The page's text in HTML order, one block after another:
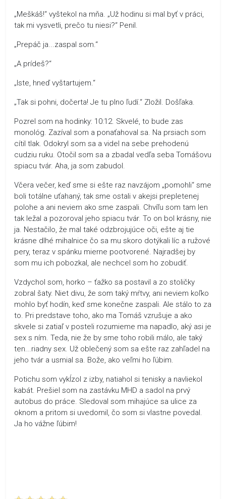
„Meškáš!“ vyštekol na mňa. „Už hodinu si mal byť v práci,
tak mi vysvetli, prečo tu niesi?“ Penil.
„Prepáč ja...zaspal som.“
„A prídeš?“
„Iste, hneď vyštartujem.“
„Tak si pohni, dočerta! Je tu plno ľudí.“ Zložil. Došľaka.
Pozrel som na hodinky: 10:12. Skvelé, to bude zas
monológ. Zazíval som a ponaťahoval sa. Na prsiach som
cítil tlak. Odokryl som sa a videl na sebe prehodenú
cudziu ruku. Otočil som sa a zbadal vedľa seba Tomášovu
spiacu tvár. Aha, ja som zabudol.
Včera večer, keď sme si ešte raz navzájom „pomohli“ sme
boli totálne uťahaný, tak sme ostali v akejsi prepletenej
polohe a ani neviem ako sme zaspali. Chvíľu som tam len
tak ležal a pozoroval jeho spiacu tvár. To on bol krásny, nie
ja. Nestačilo, že mal také odzbrojujúce oči, ešte aj tie
krásne dlhé mihalnice čo sa mu skoro dotýkali líc a ružové
pery, teraz v spánku mierne pootvorené. Najradšej by
som mu ich pobozkal, ale nechcel som ho zobudiť.
Vzdychol som, horko – ťažko sa postavil a zo stoličky
zobral šaty. Niet divu, že som taký mŕtvy, ani neviem koľko
mohlo byť hodín, keď sme konečne zaspali. Ale stálo to za
to. Pri predstave toho, ako ma Tomáš vzrušuje a ako
skvele si zatiaľ v posteli rozumieme ma napadlo, aký asi je
sex s ním. Teda, nie že by sme toho robili málo, ale taký
ten...riadny sex. Už oblečený som sa ešte raz zahľadel na
jeho tvár a usmial sa. Bože, ako veľmi ho ľúbim.
Potichu som vykĺzol z izby, natiahol si tenisky a navliekol
kabát. Prešiel som na zastávku MHD a sadol na prvý
autobus do práce. Sledoval som mihajúce sa ulice za
oknom a pritom si uvedomil, čo som si vlastne povedal.
Ja ho vážne ľúbim!